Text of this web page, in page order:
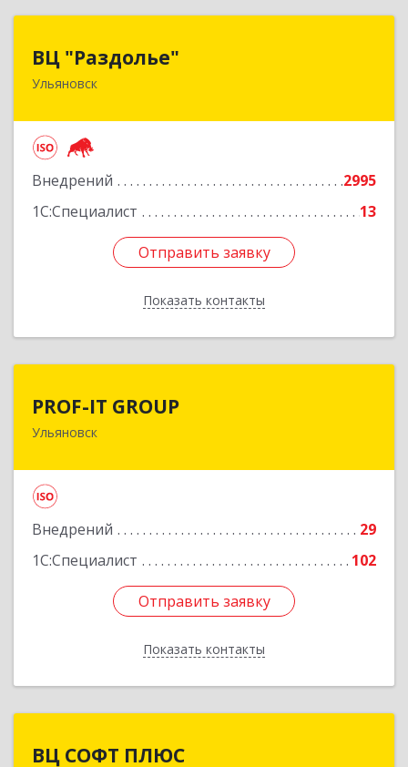
ВЦ "Раздолье"
Ульяновск
Внедрений
2995
1С:Специалист
13
Отправить заявку
Показать контакты
432001, Ульяновская обл, Ульяновск г, Марата
Отправить заявку
Назад
PROF-IT GROUP
Ульяновск
Внедрений
29
1С:Специалист
102
Отправить заявку
Показать контакты
432071, Ульяновская обл, Ульяновск г, Марата
Отправить заявку
Назад
ВЦ СОФТ ПЛЮС